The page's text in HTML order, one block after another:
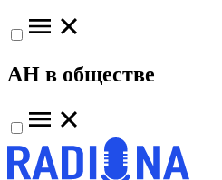
АН в обществе